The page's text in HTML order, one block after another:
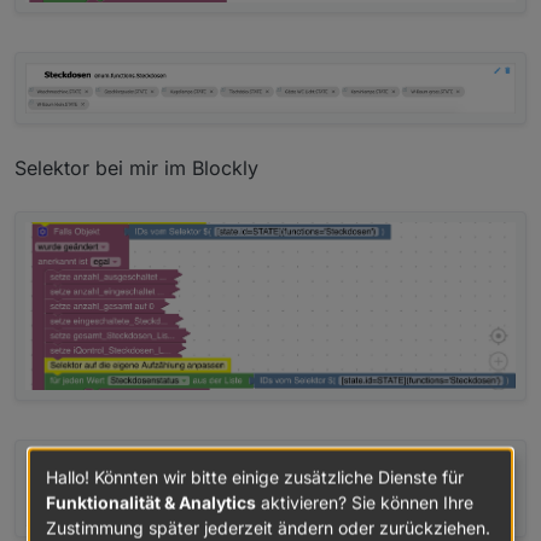
Selektor bei mir im Blockly
Hallo! Könnten wir bitte einige zusätzliche Dienste für
Funktionalität & Analytics aktivieren? Sie können Ihre
Zustimmung später jederzeit ändern oder zurückziehen.